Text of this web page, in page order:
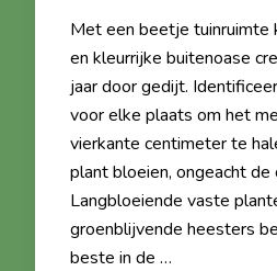
Met een beetje tuinruimte
en kleurrijke buitenoase
jaar door gedijt.
voor elke plaats om het
vierkante centimeter te
plant bloeien, ongeacht de
Langbloeiende vaste
groenblijvende heesters
beste in de …